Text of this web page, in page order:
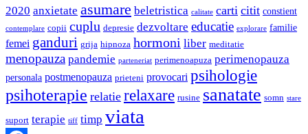
2020 anxietate asumare beletristica calitate carti citit constient
contemplare copii cuplu depresie dezvoltare educatie explorare familie
femei ganduri grija hipnoza hormoni liber meditatie
menopauza pandemie parteneriat perimenoapuza perimenopauza
personala postmenopauza prieteni provocari psihologie
psihoterapie relatie relaxare rusine sanatate somn stare
suport terapie tiff timp viata